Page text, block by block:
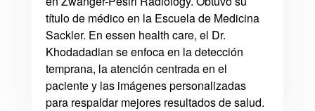
título de médico en la Escuela de Medicina
Sackler. En essen health care, el Dr.
Khodadadian se enfoca en la detección
temprana, la atención centrada en el
paciente y las imágenes personalizadas
para respaldar mejores resultados de salud.